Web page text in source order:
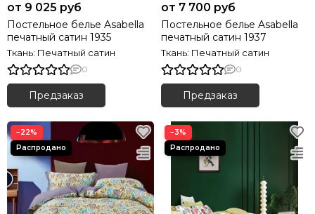
от 9 025 руб
Постельное белье Asabella
печатный сатин 1935
Ткань: Печатный сатин
0
Предзаказ
от 7 700 руб
Постельное белье Asabella
печатный сатин 1937
Ткань: Печатный сатин
0
Предзаказ
−22% −3%